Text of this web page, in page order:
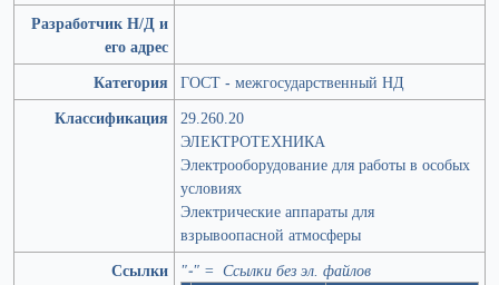
Разработчик Н/Д и
его адрес
Категория
ГОСТ - межгосударственный НД
Классификация
29.260.20
ЭЛЕКТРОТЕХНИКА
Электрооборудование для работы в особых
условиях
Электрические аппараты для
взрывоопасной атмосферы
Ссылки
"-" = Ссылки без эл. файлов